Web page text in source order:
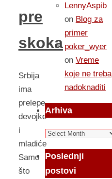
pre
skoka
Srbija
ima
prelepe
devojke
i
mladiće
Samo
što
LennyAspib
on Blog za
primer
poker_wyer
on Vreme
koje ne treba
nadoknaditi
Arhiva
Arhiva
Poslednji
postovi